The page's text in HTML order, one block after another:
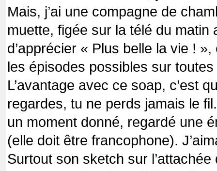
Mais, j’ai une compagne de
muette, figée sur la télé du matin
d’apprécier « Plus belle la vie !
les épisodes possibles sur
L’avantage avec ce soap, c’est
regardes, tu ne perds jamais le
un moment donné, regardé une
(elle doit être francophone).
Surtout son sketch sur l’attachée